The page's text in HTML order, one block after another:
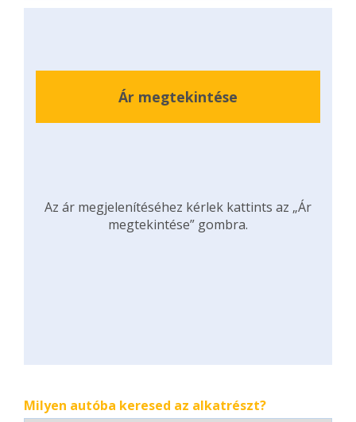
Ár megtekintése
Az ár megjelenítéséhez kérlek kattints az „Ár
megtekintése” gombra.
Milyen autóba keresed az alkatrészt?